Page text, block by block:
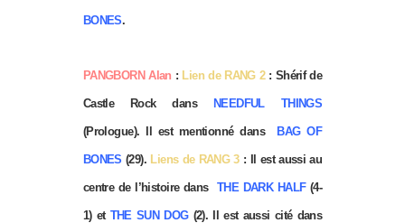
BONES.
PANGBORN Alan : Lien de RANG 2: Shérif de
Castle Rock dans NEEDFUL THINGS
(Prologue). Il est mentionné dans BAG OF
BONES (29). Liens de RANG 3: Il est aussi au
centre de l’histoire dans THE DARK HALF(4-
1) et THE SUN DOG (2). Il est aussi cité dans